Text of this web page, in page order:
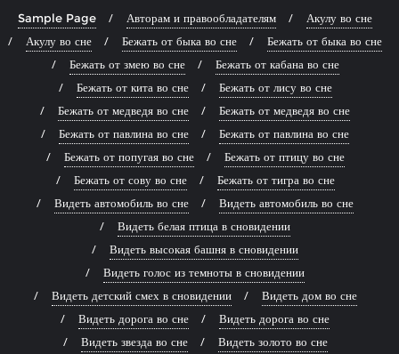
Sample Page Авторам и правообладателям
Акулу во сне
Акулу во сне
Бежать от быка во сне
Бежать от быка во сне
Бежать от змею во сне
Бежать от кабана во сне
Бежать от кита во сне
Бежать от лису во сне
Бежать от медведя во сне
Бежать от медведя во сне
Бежать от павлина во сне
Бежать от павлина во сне
Бежать от попугая во сне
Бежать от птицу во сне
Бежать от сову во сне
Бежать от тигра во сне
Видеть автомобиль во сне
Видеть автомобиль во сне
Видеть белая птица в сновидении
Видеть высокая башня в сновидении
Видеть голос из темноты в сновидении
Видеть детский смех в сновидении
Видеть дом во сне
Видеть дорога во сне
Видеть дорога во сне
Видеть звезда во сне
Видеть золото во сне